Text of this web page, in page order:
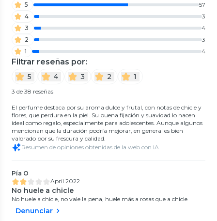
5
57
4
3
3
4
2
3
1
4
Filtrar reseñas por:
5 4 3 2 1
3 de 38 reseñas
El perfume destaca por su aroma dulce y frutal, con notas de chicle y
flores, que perdura en la piel. Su buena fijación y suavidad lo hacen
ideal como regalo, especialmente para adolescentes. Aunque algunos
mencionan que la duración podría mejorar, en general es bien
valorado por su frescura y calidad.
Resumen de opiniones obtenidas de la web con IA
Pía O
April 2022
No huele a chicle
No huele a chicle, no vale la pena, huele más a rosas que a chicle
Denunciar